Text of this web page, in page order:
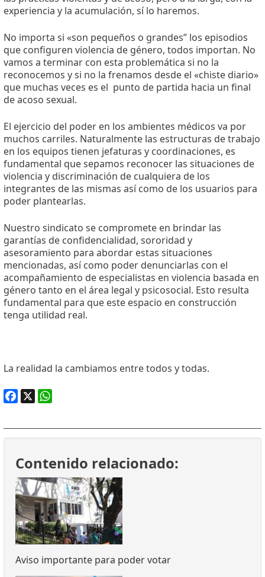
experiencia y la acumulación, sí lo haremos.
No importa si «son pequeños o grandes” los episodios
que configuren violencia de género, todos importan. No
vamos a terminar con esta problemática si no la
reconocemos y si no la frenamos desde el «chiste diario»
que muchas veces es el punto de partida hacia un final
de acoso sexual.
El ejercicio del poder en los ambientes médicos va por
muchos carriles. Naturalmente las estructuras de trabajo
en los equipos tienen jefaturas y coordinaciones, es
fundamental que sepamos reconocer las situaciones de
violencia y discriminación de cualquiera de los
integrantes de las mismas así como de los usuarios para
poder plantearlas.
Nuestro sindicato se compromete en brindar las
garantías de confidencialidad, sororidad y
asesoramiento para abordar estas situaciones
mencionadas, así como poder denunciarlas con el
acompañamiento de especialistas en violencia basada en
género tanto en el área legal y psicosocial. Esto resulta
fundamental para que este espacio en construcción
tenga utilidad real.
La realidad la cambiamos entre todos y todas.
Contenido relacionado:
Aviso importante para poder votar